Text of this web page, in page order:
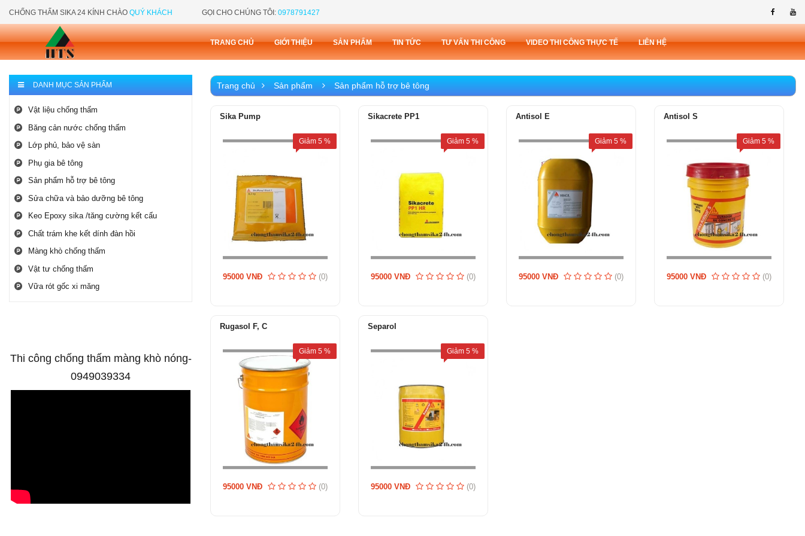
CHỐNG THẤM SIKA 24 KÍNH CHÀO QUÝ KHÁCH GỌI CHO CHÚNG TÔI: 0978791427
TRANG CHỦ GIỚI THIỆU SẢN PHẨM TIN TỨC TƯ VẤN THI CÔNG VIDEO THI CÔNG THỰC TẾ LIÊN HỆ
DANH MỤC SẢN PHẨM
Vật liệu chống thấm
Băng cản nước chống thấm
Lớp phủ, bảo vệ sàn
Phụ gia bê tông
Sản phẩm hỗ trợ bê tông
Sửa chữa và bảo dưỡng bê tông
Keo Epoxy sika /tăng cường kết cấu
Chất trám khe kết dính đàn hồi
Màng khò chống thấm
Vật tư chống thấm
Vữa rót gốc xi măng
Bảo hành trọn đời
Giao hàng miễn phí
Áp dụng cho mọi đơn hàng
Giá cả cạnh trạnh
Hàng chính hãng
Hỗ trợ 24/7
Thi công chống thấm màng khò nóng-
0949039334
Trang chủ Sản phẩm Sản phẩm hỗ trợ bê tông
Sika Pump
Giảm 5 %
95000 VNĐ (0)
Sikacrete PP1
Giảm 5 %
95000 VNĐ (0)
Antisol E
Giảm 5 %
95000 VNĐ (0)
Antisol S
Giảm 5 %
95000 VNĐ (0)
Rugasol F, C
Giảm 5 %
95000 VNĐ (0)
Separol
Giảm 5 %
95000 VNĐ (0)